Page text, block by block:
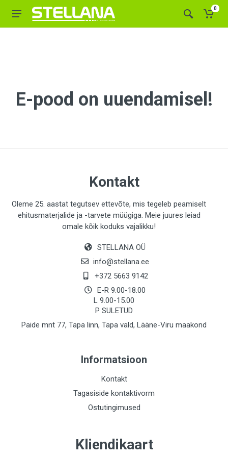
0
E-pood on uuendamisel!
Kontakt
Oleme 25. aastat tegutsev ettevõte, mis tegeleb peamiselt
ehitusmaterjalide ja -tarvete müügiga. Meie juures leiad
omale kõik koduks vajalikku!
STELLANA OÜ
info@stellana.ee
+372 5663 9142
E-R 9.00-18.00
L 9.00-15.00
P SULETUD
Paide mnt 77, Tapa linn, Tapa vald, Lääne-Viru maakond
Informatsioon
Kontakt
Tagasiside kontaktivorm
Ostutingimused
Kliendikaart